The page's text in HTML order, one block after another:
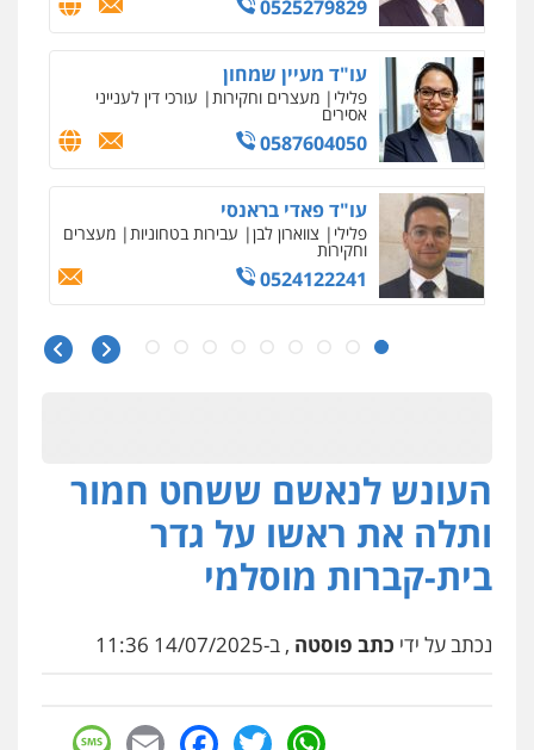
עו"ד רויטל סבג שקד
פלילי פשיעה חמורה אמצעי לחימה
אלימות עורכי דין לענייני אסירים
0528615306
עו"ד רועי אטיאס
משפט פלילי פשיעה חמורה צווארון לבן
525043999
עו"ד אסף כהן
0526555488
0502130230
אברהם שהבזי – משרד עורכי דין
מיסים כלכלי פלילי פשיעה כלכלית
ניהול משברים פליליים
העונש לנאשם ששחט חמור
ותלה את ראשו על גדר
בית-קברות מוסלמי
נכתב על ידי כתב פוסטה , ב-14/07/2025 11:36